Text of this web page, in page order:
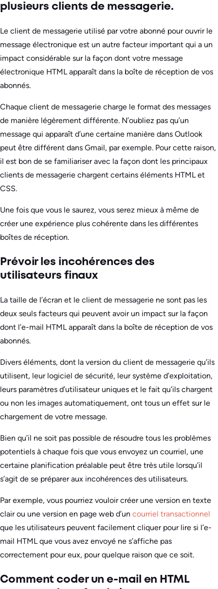
plusieurs clients de messagerie.
Le client de messagerie utilisé par votre abonné pour ouvrir le
message électronique est un autre facteur important qui a un
impact considérable sur la façon dont votre message
électronique HTML apparaît dans la boîte de réception de vos
abonnés.
Chaque client de messagerie charge le format des messages
de manière légèrement différente. N’oubliez pas qu’un
message qui apparaît d’une certaine manière dans Outlook
peut être différent dans Gmail, par exemple. Pour cette raison,
il est bon de se familiariser avec la façon dont les principaux
clients de messagerie chargent certains éléments HTML et
CSS.
Une fois que vous le saurez, vous serez mieux à même de
créer une expérience plus cohérente dans les différentes
boîtes de réception.
Prévoir les incohérences des
utilisateurs finaux
La taille de l’écran et le client de messagerie ne sont pas les
deux seuls facteurs qui peuvent avoir un impact sur la façon
dont l’e-mail HTML apparaît dans la boîte de réception de vos
abonnés.
Divers éléments, dont la version du client de messagerie qu’ils
utilisent, leur logiciel de sécurité, leur système d’exploitation,
leurs paramètres d’utilisateur uniques et le fait qu’ils chargent
ou non les images automatiquement, ont tous un effet sur le
chargement de votre message.
Bien qu’il ne soit pas possible de résoudre tous les problèmes
potentiels à chaque fois que vous envoyez un courriel, une
certaine planification préalable peut être très utile lorsqu’il
s’agit de se préparer aux incohérences des utilisateurs.
Par exemple, vous pourriez vouloir créer une version en texte
clair ou une version en page web d’un courriel transactionnel
que les utilisateurs peuvent facilement cliquer pour lire si l’e-
mail HTML que vous avez envoyé ne s’affiche pas
correctement pour eux, pour quelque raison que ce soit.
Comment coder un e-mail en HTML